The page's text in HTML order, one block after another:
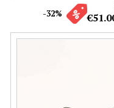
-32%
Цветни дамски